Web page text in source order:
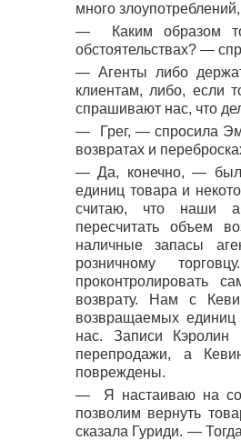
много
— Каким образом
обстоятельствах? —
— Агенты либо
клиентам, либо, если
спрашивают нас, что
— Грег, — спросила
возвратах и
— Да, конечно, — был
единиц товара и
считаю, что наши
пересчитать объем
наличные запасы
розничному
проконтролировать
возврату. Нам с
возвращаемых единиц
нас. Записи Кэролин
перепродажи, а
повреждены.
— Я настаиваю на
позволим вернуть
сказала Гуриди. —